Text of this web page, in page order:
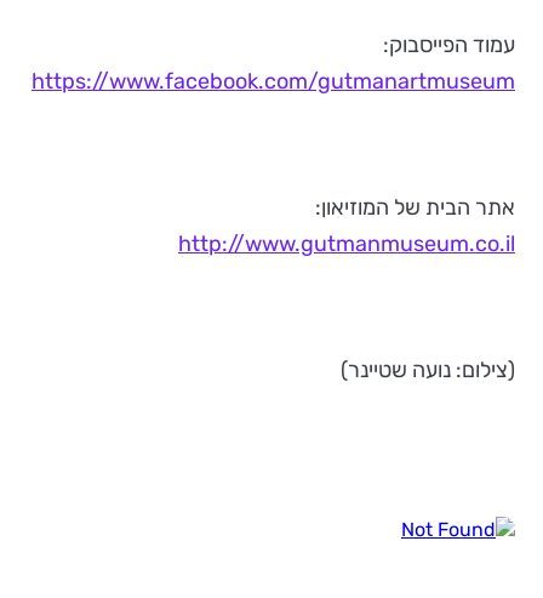
עמוד הפייסבוק:
https://www.facebook.com/gutmanartmuseum
אתר הבית של המוזיאון:
http://www.gutmanmuseum.co.il
(צילום: נועה שטיינר)